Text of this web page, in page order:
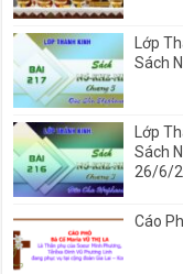
Lớp
Sách
Lớp
Sách
26/6/
Cáo